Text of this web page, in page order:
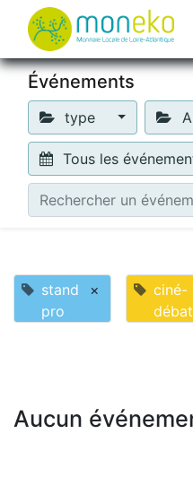
Événements
type
Tous les
stand
pro
×
ciné-
débat
Aucun